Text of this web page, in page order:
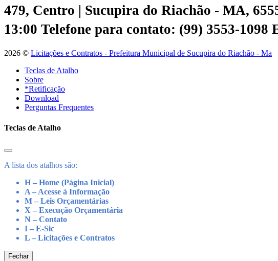
479, Centro | Sucupira do Riachão - MA,
13:00 Telefone para contato: (99) 3553-1098
2026 © Licitações e Contratos - Prefeitura Municipal de Sucupira do Riachão - Ma
Teclas de Atalho
Sobre
*Retificação
Download
Perguntas Frequentes
Teclas de Atalho
A lista dos atalhos são:
H – Home (Página Inicial)
A – Acesse à Informação
M – Leis Orçamentárias
X – Execução Orçamentária
N – Contato
I – E-Sic
L – Licitações e Contratos
Fechar